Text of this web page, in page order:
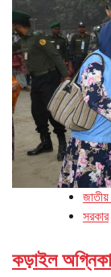
জাতীয়
সরকার
কড়াইল